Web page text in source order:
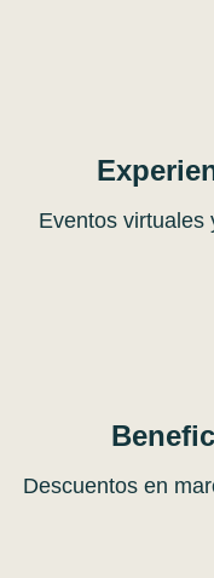
Eventos virtuales
Descuentos en